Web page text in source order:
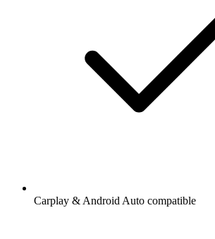
Carplay & Android Auto compatible